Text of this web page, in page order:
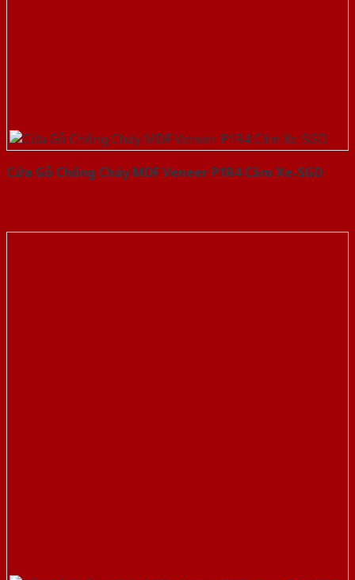
Cửa Gỗ Chống Cháy MDF Veneer P1R4 Căm Xe-SGD